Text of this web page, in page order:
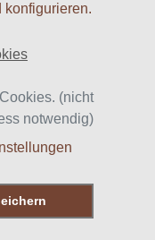
konfigurieren.
(nicht
notwendig)